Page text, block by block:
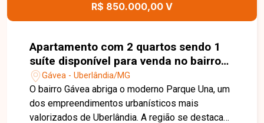
R$ 850.000,00 V
Apartamento com 2 quartos sendo 1
suíte disponível para venda no bairro
Gávea em Uberlândia-MG
Gávea - Uberlândia/MG
O bairro Gávea abriga o moderno Parque Una, um
dos empreendimentos urbanísticos mais
valorizados de Uberlândia. A região se destaca